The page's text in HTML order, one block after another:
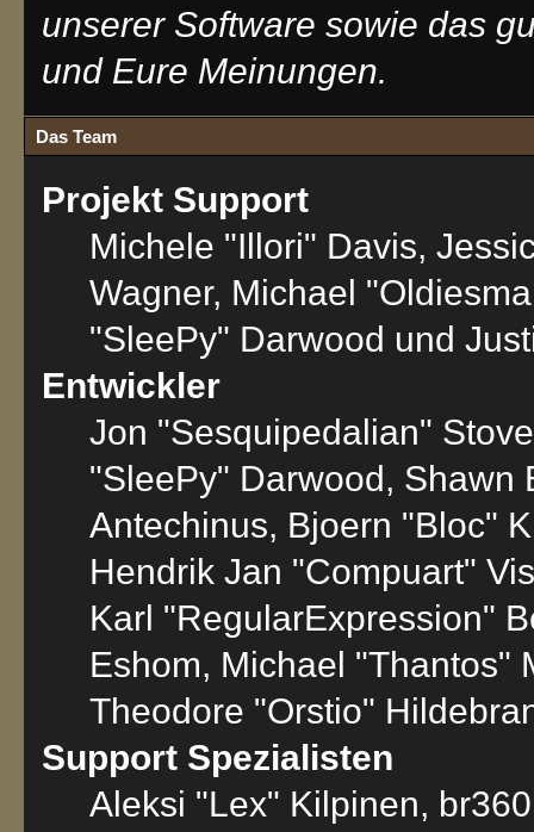
unserer Software sowie das
und Eure Meinungen.
Das Team
Projekt Support
Michele "Illori" Davis,
Wagner, Michael
"SleePy" Darwood und
Entwickler
Jon "Sesquipedalian"
"SleePy" Darwood, Shawn
Antechinus, Bjoern "Bloc"
Hendrik Jan "Compuart"
Karl "RegularExpression"
Eshom, Michael "Thantos"
Theodore "Orstio"
Support Spezialisten
Aleksi "Lex" Kilpinen,